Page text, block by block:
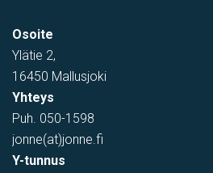
Osoite
Ylätie 2,
16450 Mallusjoki
Yhteys
Puh. 050-1598
jonne(at)jonne.fi
Y-tunnus